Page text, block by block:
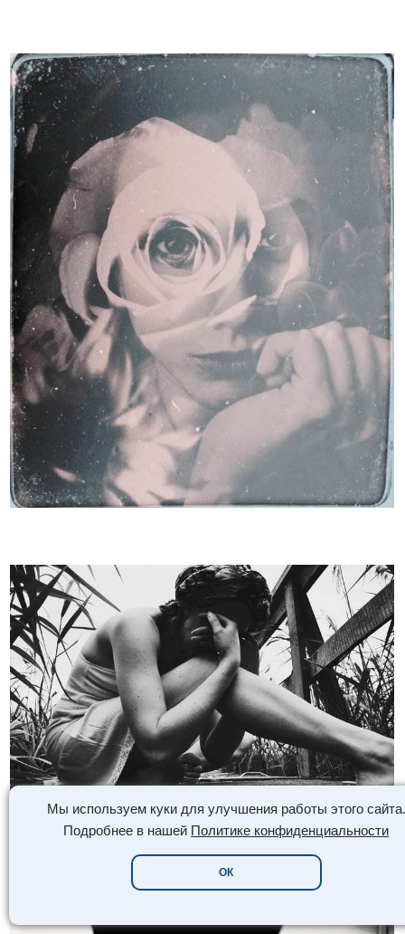
Мы используем куки для улучшения работы этого сайта.
Подробнее в нашей Политике конфиденциальности
ОК